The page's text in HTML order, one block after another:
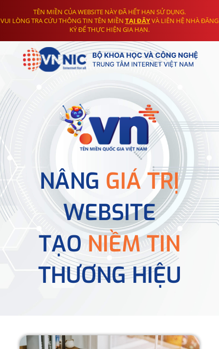
TÊN MIỀN CỦA WEBSITE NÀY ĐÃ HẾT HẠN SỬ DỤNG.
VUI LÒNG TRA CỨU THÔNG TIN TÊN MIỀN TẠI ĐÂYVÀ LIÊN HỆ NHÀ ĐĂNG
KÝ ĐỂ THỰC HIỆN GIA HẠN.
NÂNG GIÁ TRỊ
WEBSITE
TẠONIỀM TIN
THƯƠNG HIỆU